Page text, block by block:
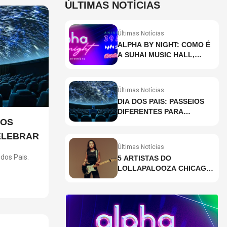
Pais.
para
ÚLTIMAS NOTÍCIAS
Últimas Notícias
ALPHA BY NIGHT: COMO É
A SUHAI MUSIC HALL,
PAULO?
Últimas Notícias
DIA DOS PAIS: PASSEIOS
DIFERENTES PARA
Últimas Notícias
5 ARTISTAS DO
LOLLAPALOOZA CHICAGO